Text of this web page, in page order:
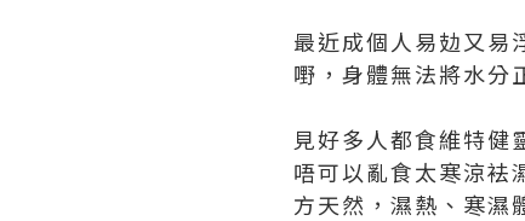
最近成個人易攰又易
嘢，身體無法將水分
見好多人都食維特健
唔可以亂食太寒涼袪
方天然，濕熱、寒濕